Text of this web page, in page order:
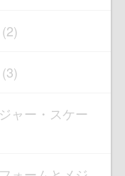
ャー・スケー